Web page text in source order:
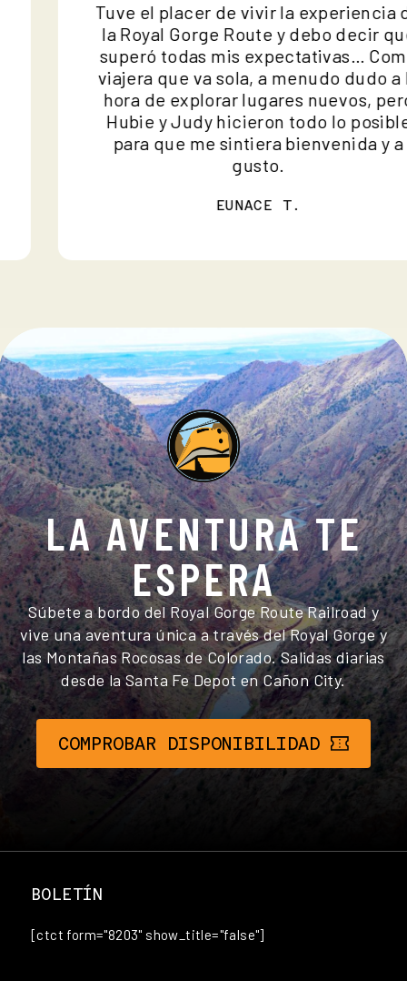
Tuve el placer de vivir la
la Royal Gorge Route y debo decir
superó todas mis expectativas…
viajera que va sola, a menudo dudo
hora de explorar lugares nuevos,
Hubie y Judy hicieron todo lo
para que me sintiera bienvenida y
gusto.
EUNACE T.
LA AVENTURA TE
ESPERA
Súbete a bordo del Royal Gorge Route Railroad y
vive una aventura única a través del Royal Gorge y
las Montañas Rocosas de Colorado. Salidas diarias
desde la Santa Fe Depot en Cañon City.
COMPROBAR DISPONIBILIDAD
BOLETÍN
[ctct form="8203" show_title="false"]